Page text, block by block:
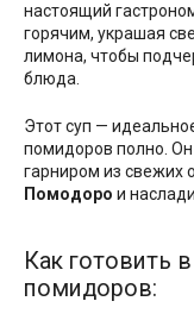
настоящий
горячим, украшая
лимона, чтобы
блюда.
Этот суп —
помидоров полно. Он
гарниром из свежих
Помодоро и
Как готовить
помидоров: